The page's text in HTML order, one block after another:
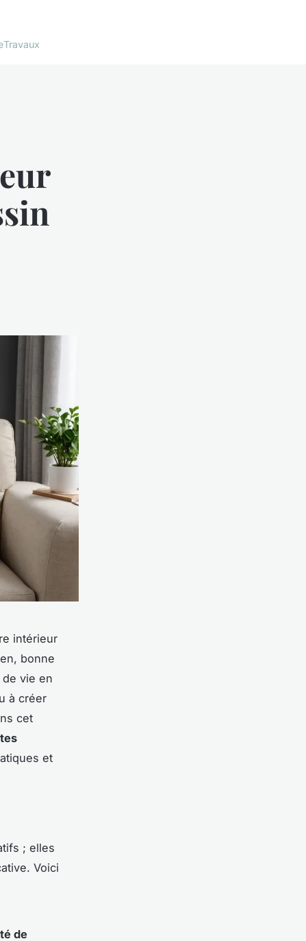
Travaux
intérieur
bonne
vie en
à créer
cet
et
; elles
Voici
de